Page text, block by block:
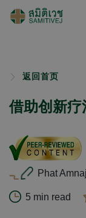
返回首页
借助创新
Phat
5 min read